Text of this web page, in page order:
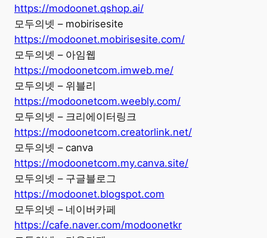
https://modoonet.qshop.ai/
모두의넷 – mobirisesite
https://modoonet.mobirisesite.com/
모두의넷 – 아임웹
https://modoonetcom.imweb.me/
모두의넷 – 위블리
https://modoonetcom.weebly.com/
모두의넷 – 크리에이터링크
https://modoonetcom.creatorlink.net/
모두의넷 – canva
https://modoonetcom.my.canva.site/
모두의넷 – 구글블로그
https://modoonet.blogspot.com
모두의넷 – 네이버카페
https://cafe.naver.com/modoonetkr